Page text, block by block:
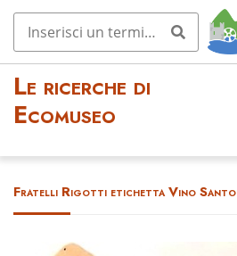
Le ricerche di
Ecomuseo
Fratelli Rigotti etichetta Vino Santo